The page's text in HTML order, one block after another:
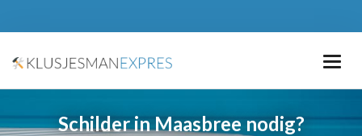
Schilder in Maasbree nodig?